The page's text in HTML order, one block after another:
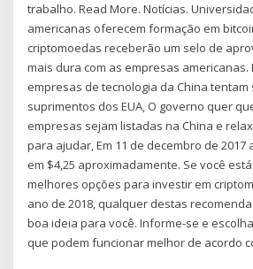
trabalho. Read More. Notícias.
americanas oferecem formação em
criptomoedas receberão um selo de
mais dura com as empresas americanas.
empresas de tecnologia da China
suprimentos dos EUA, O governo quer
empresas sejam listadas na China e
para ajudar, Em 11 de decembro de 2017
em $4,25 aproximadamente. Se você
melhores opções para investir em
ano de 2018, qualquer destas
boa ideia para você. Informe-se e
que podem funcionar melhor de acordo